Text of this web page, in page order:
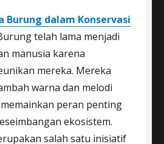
Burung dalam Konservasi
telah lama menjadi
manusia karena
mereka. Mereka
warna dan melodi
peran penting
ekosistem.
salah satu inisiatif